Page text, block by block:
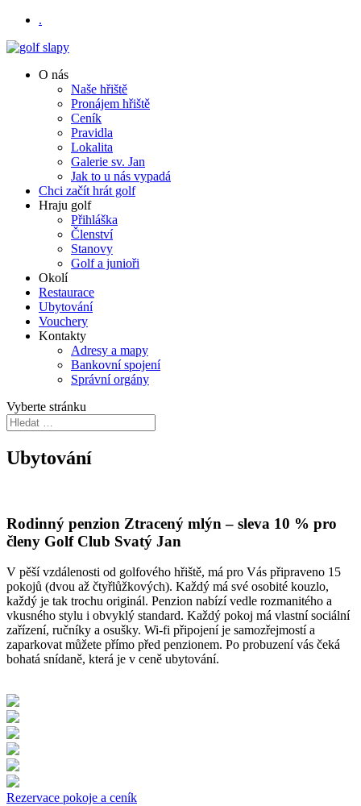
.
O nás
Naše hřiště
Pronájem hřiště
Ceník
Pravidla
Lokalita
Galerie sv. Jan
Jak to u nás vypadá
Chci začít hrát golf
Hraju golf
Přihláška
Členství
Stanovy
Golf a junioři
Okolí
Restaurace
Ubytování
Vouchery
Kontakty
Adresy a mapy
Bankovní spojení
Správní orgány
Vyberte stránku
Ubytování
Rodinný penzion Ztracený mlýn – sleva 10 % pro
členy Golf Club Svatý Jan
V pěší vzdálenosti od golfového hřiště, má pro Vás připraveno 15
pokojů (dvou až čtyřlůžkových). Každý má své osobité kouzlo,
každý je tak trochu originál. Penzion nabízí vedle rozmanitého a
vkusného stylu i obvyklý standard. Každý pokoj má vlastní sociální
zařízení, ručníky a osušky. Wi-fi připojení je samozřejmostí a
zaparkovat můžete přímo před penzionem. Po probuzení vás čeká
bohatá snídaně, která je v ceně ubytování.
Rezervace pokoje a ceník